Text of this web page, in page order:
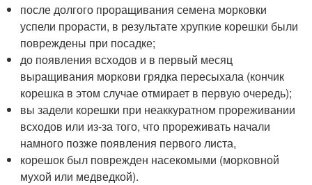
после долгого проращивания семена морковки
успели прорасти, в результате хрупкие корешки были
повреждены при посадке;
до появления всходов и в первый месяц
выращивания моркови грядка пересыхала (кончик
корешка в этом случае отмирает в первую очередь);
вы задели корешки при неаккуратном прореживании
всходов или из-за того, что прореживать начали
намного позже появления первого листа,
корешок был поврежден насекомыми (морковной
мухой или медведкой).